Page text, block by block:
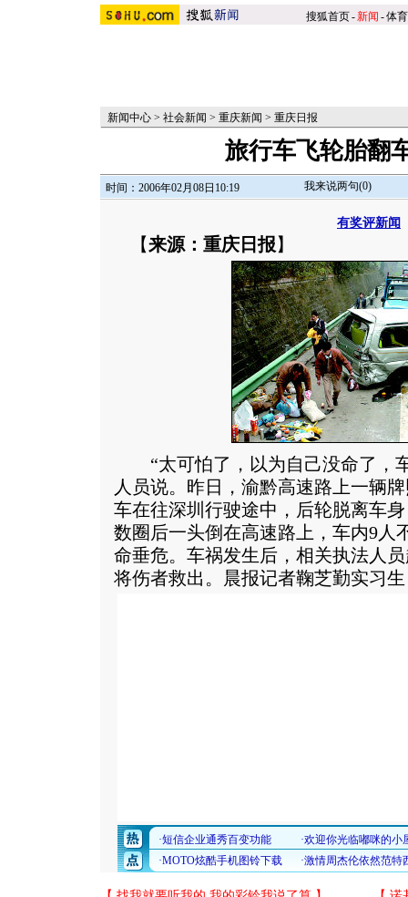
搜狐首页-新闻 -体育
新闻中心 > 社会新闻 > 重庆新闻 > 重庆日报
旅行车飞轮胎翻
时间：2006年02月08日10:19 我来说两句(0)
有奖评新闻
【来源：重庆日报 】
“太可怕了，以为自己没命了，
人员说。昨日，渝黔高速路上一辆
车在往深圳行驶途中，后轮脱离车
数圈后一头倒在高速路上，车内9人
命垂危。车祸发生后，相关执法人
将伤者救出。晨报记者鞠芝勤实习